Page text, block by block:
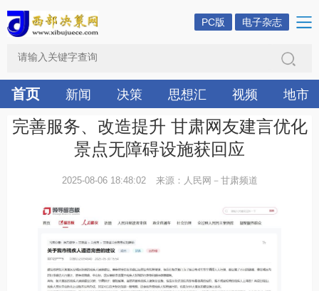
PC版 电子杂志
首页 新闻 决策 思想汇 视频 地市
完善服务、改造提升 甘肃网友建言优化
景点无障碍设施获回应
2025-08-06 18:48:02 来源：人民网－甘肃频道